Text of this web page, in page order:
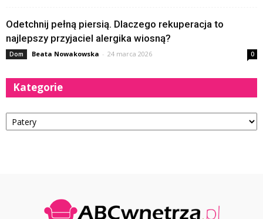
Odetchnij pełną piersią. Dlaczego rekuperacja to
najlepszy przyjaciel alergika wiosną?
Dom Beata Nowakowska - 24 marca 2026 0
Kategorie
Kategorie